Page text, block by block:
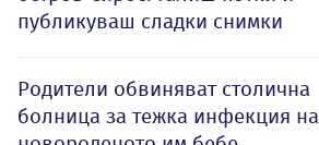
публикуваш сладки снимки
Родители обвиняват столична
болница за тежка инфекция на